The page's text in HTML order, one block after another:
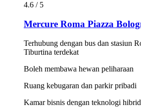
4.6 / 5
Mercure Roma Piazza
Terhubung dengan bus dan stasiun
Tiburtina terdekat
Boleh membawa hewan peliharaan
Ruang kebugaran dan parkir pribadi
Kamar bisnis dengan teknologi